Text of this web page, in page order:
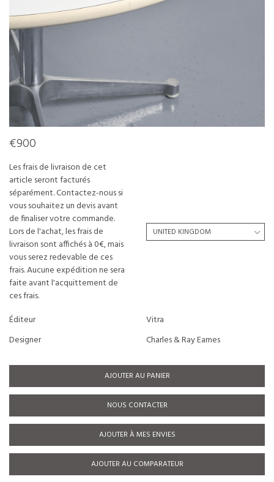
€900
Les frais de livraison de cet
article seront facturés
séparément. Contactez-nous si
vous souhaitez un devis avant
de finaliser votre commande.
Lors de l'achat, les frais de
livraison sont affichés à 0€, mais
vous serez redevable de ces
frais. Aucune expédition ne sera
faite avant l'acquittement de
ces frais.
Éditeur
Vitra
Designer
Charles & Ray Eames
AJOUTER AU PANIER
NOUS CONTACTER
AJOUTER À MES ENVIES
AJOUTER AU COMPARATEUR